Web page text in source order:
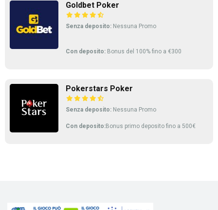
Goldbet Poker
Senza deposito: Nessuna Promo
Con deposito: Bonus del 100% fino a €300
Pokerstars Poker
Senza deposito: Nessuna Promo
Con deposito:Bonus primo deposito fino a 500€